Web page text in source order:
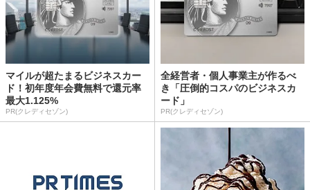
マイルが超たまるビジネスカー
ド！初年度年会費無料で還元率
最大1.125%
PR(クレディセゾン)
全経営者・個人事業主が作るべ
き「圧倒的コスパのビジネスカ
ード」
PR(クレディセゾン)